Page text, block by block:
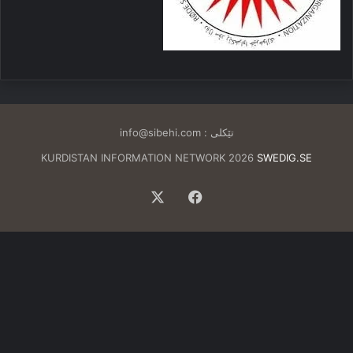
تێکلی :info@sibehi.com
KURDISTAN INFORMATION NETWORK 2026 SWEDIG.SE
Facebook